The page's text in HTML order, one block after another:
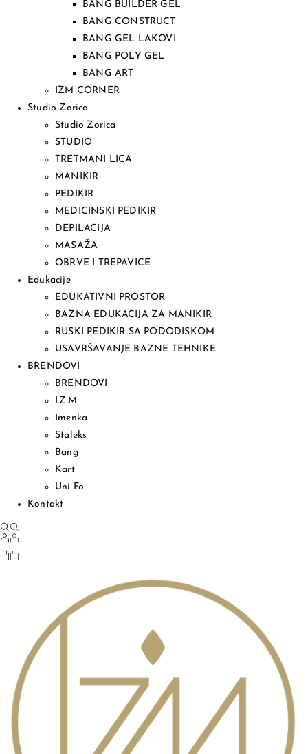
BANG BUILDER GEL
BANG CONSTRUCT
BANG GEL LAKOVI
BANG POLY GEL
BANG ART
IZM CORNER
Studio Zorica
Studio Zorica
STUDIO
TRETMANI LICA
MANIKIR
PEDIKIR
MEDICINSKI PEDIKIR
DEPILACIJA
MASAŽA
OBRVE I TREPAVICE
Edukacije
EDUKATIVNI PROSTOR
BAZNA EDUKACIJA ZA MANIKIR
RUSKI PEDIKIR SA PODODISKOM
USAVRŠAVANJE BAZNE TEHNIKE
BRENDOVI
BRENDOVI
I.Z.M.
Imenka
Staleks
Bang
Kart
Uni Fo
Kontakt